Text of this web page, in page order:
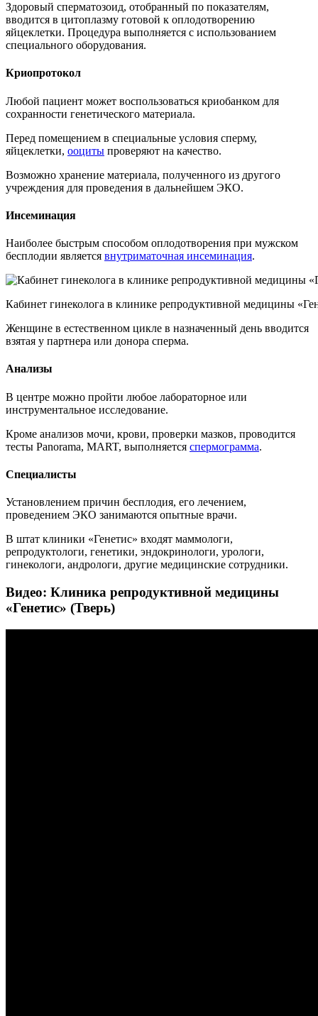
Здоровый сперматозоид, отобранный по показателям,
вводится в цитоплазму готовой к оплодотворению
яйцеклетки. Процедура выполняется с использованием
специального оборудования.
Криопротокол
Любой пациент может воспользоваться криобанком для
сохранности генетического материала.
Перед помещением в специальные условия сперму,
яйцеклетки, ооциты проверяют на качество.
Возможно хранение материала, полученного из другого
учреждения для проведения в дальнейшем ЭКО.
Инсеминация
Наиболее быстрым способом оплодотворения при мужском
бесплодии является внутриматочная инсеминация.
Кабинет гинеколога в клинике репродуктивной медицины
Женщине в естественном цикле в назначенный день вводится
взятая у партнера или донора сперма.
Анализы
В центре можно пройти любое лабораторное или
инструментальное исследование.
Кроме анализов мочи, крови, проверки мазков, проводится
тесты Panorama, MART, выполняется спермограмма.
Специалисты
Установлением причин бесплодия, его лечением,
проведением ЭКО занимаются опытные врачи.
В штат клиники «Генетис» входят маммологи,
репродуктологи, генетики, эндокринологи, урологи,
гинекологи, андрологи, другие медицинские сотрудники.
Видео: Клиника репродуктивной медицины
«Генетис» (Тверь)